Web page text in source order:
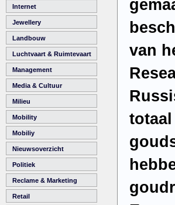
Internet
Jewellery
Landbouw
Luchtvaart & Ruimtevaart
Management
Media & Cultuur
Milieu
Mobility
Mobiliy
Nieuwsoverzicht
Politiek
Reclame & Marketing
Retail
van